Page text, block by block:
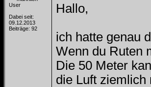
User
Dabei seit:
09.12.2013
Beiträge: 92
Hallo,
ich hatte genau
Wenn du Ruten
Die 50 Meter
die Luft ziemlich